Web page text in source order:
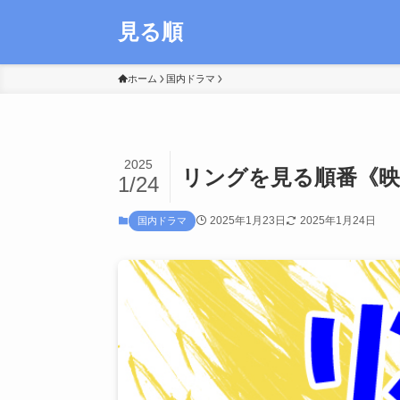
見る順
ホーム 国内ドラマ
リングを見る順番《
2025
1/24
国内ドラマ 2025年1月23日 2025年1月24日